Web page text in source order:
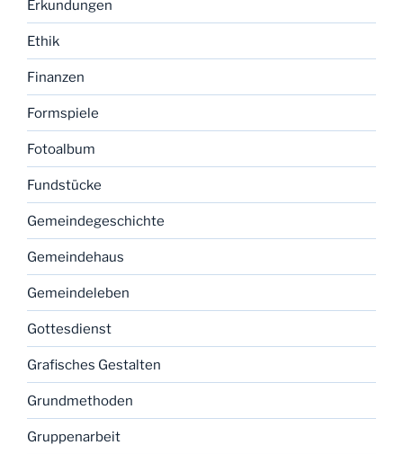
Erkundungen
Ethik
Finanzen
Formspiele
Fotoalbum
Fundstücke
Gemeindegeschichte
Gemeindehaus
Gemeindeleben
Gottesdienst
Grafisches Gestalten
Grundmethoden
Gruppenarbeit